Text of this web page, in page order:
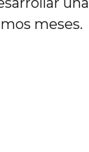
meses.